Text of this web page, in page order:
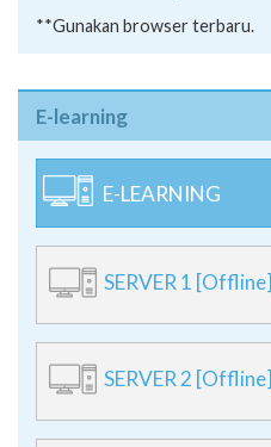
**Gunakan browser terbaru.
E-learning
E-LEARNING
SERVER 1 [Offline]
SERVER 2 [Offline]